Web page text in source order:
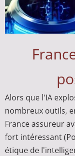
Alors que l'IA
nombreux outils,
France assureur
fort intéressant
étique de